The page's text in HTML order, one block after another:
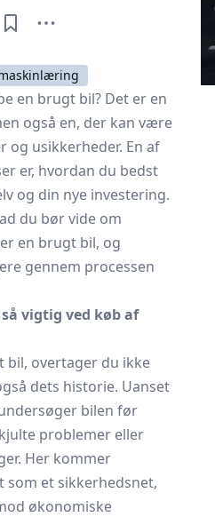
en brugt bil? Det er en
også en, der kan være
og usikkerheder. En af
er, hvordan du bedst
og din nye investering.
du bør vide om
en brugt bil, og
gennem processen
vigtig ved køb af
bil, overtager du ikke
dets historie. Uanset
bilen før
problemer eller
Her kommer
et sikkerhedsnet,
økonomiske